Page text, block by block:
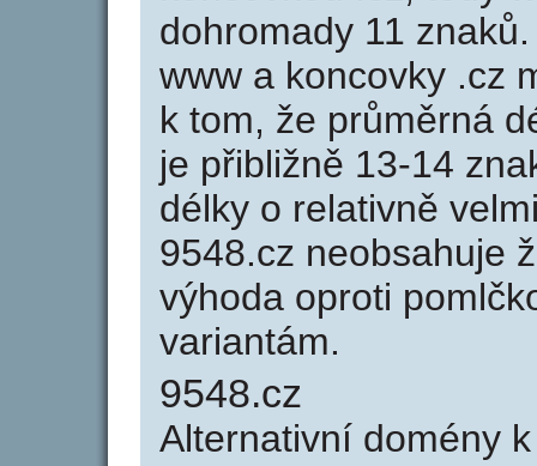
dohromady 11
www a koncovky .cz
k tom, že průměrná
je přibližně 13-14
délky o relativně
9548.cz neobsahuje
výhoda oproti
variantám.
9548.cz
Alternativní domény